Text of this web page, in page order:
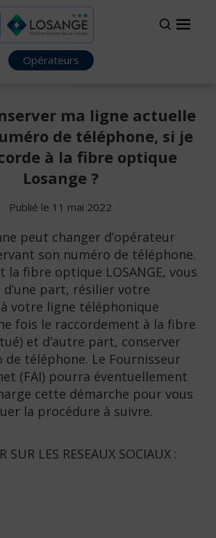
Opérateurs
ma ligne actuelle
de téléphone, si je
à la fibre optique
Losange ?
Publié le 11 mai 2022
peut changer d’opérateur
son numéro de téléphone.
la fibre optique LOSANGE, vous
part, résilier votre
votre ligne téléphonique
fois le raccordement à la fibre
et d’autre part, conserver
téléphone. Le Fournisseur
(FAI) pourra éventuellement
cette démarche pour vous
la procédure à suivre.
SUR LES RESEAUX SOCIAUX :